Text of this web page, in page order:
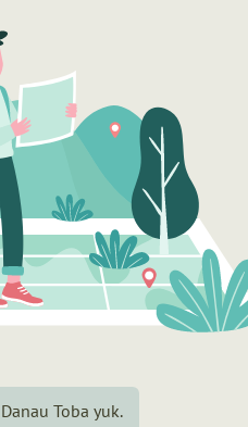
Toba yuk.